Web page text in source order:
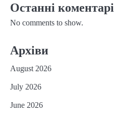
Останні коментарі
No comments to show.
Архіви
August 2026
July 2026
June 2026